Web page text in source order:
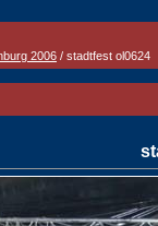
2006 / stadtfest ol0624